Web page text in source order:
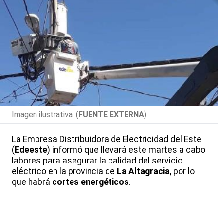
Imagen ilustrativa. (FUENTE EXTERNA)
La Empresa Distribuidora de Electricidad del Este
( Edeeste) informó que llevará este martes a cabo
labores para asegurar la calidad del servicio
eléctrico en la provincia de La Altagracia, por lo
que habrá cortes energéticos.